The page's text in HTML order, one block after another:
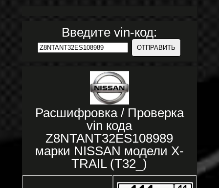
Введите vin-код:
Расшифровка / Проверка
vin кода
Z8NTANT32ES108989
марки NISSAN модели X-
TRAIL (T32_)